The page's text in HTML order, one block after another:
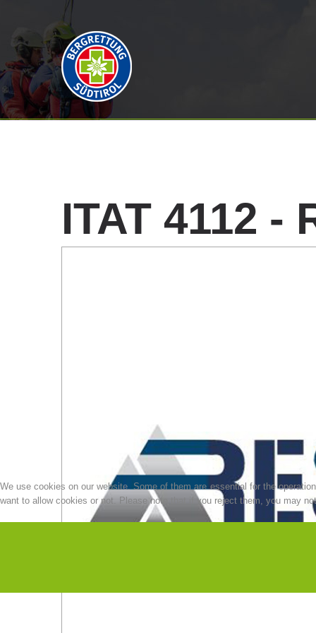
ITAT 4112 -
We use cookies on our website. Some of them are essential for the
want to allow cookies or not. Please note that if you reject them, you may